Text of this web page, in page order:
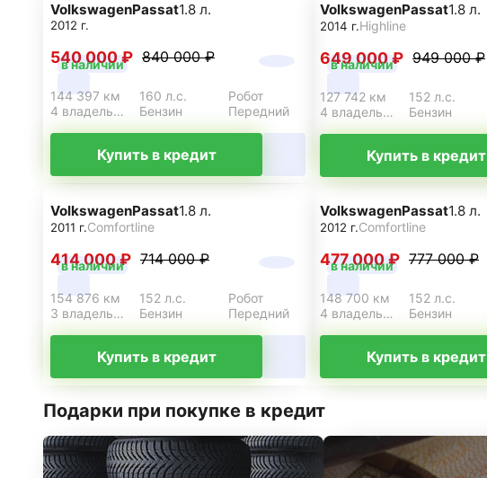
в наличии
VolkswagenPassat1.8 л.
2012 г.
540 000 ₽ 840 000 ₽
144 397 км 160 л.с.
Робот
4 владельца
Бензин Передний
Купить в кредит
в наличии
VolkswagenPassat1.8 л.
2014 г.Highline
649 000 ₽ 949 000 ₽
127 742 км 152 л.с.
4 владельца
Бензин
Купить в кредит
в наличии
VolkswagenPassat1.8 л.
2011 г.Comfortline
414 000 ₽ 714 000 ₽
154 876 км 152 л.с.
Робот
3 владельца
Бензин Передний
Купить в кредит
в наличии
VolkswagenPassat1.8 л.
2012 г.Comfortline
477 000 ₽ 777 000 ₽
148 700 км 152 л.с.
4 владельца
Бензин
Купить в кредит
Подарки при покупке в кредит